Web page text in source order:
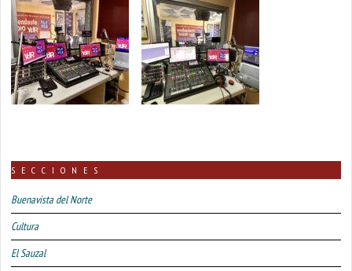
SECCIONES
Buenavista del Norte
Cultura
El Sauzal